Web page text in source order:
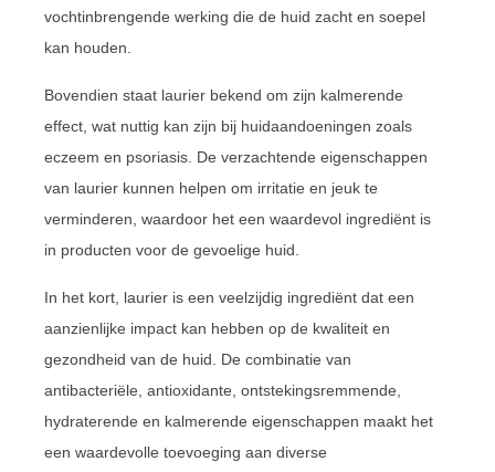
vochtinbrengende werking die de huid zacht en soepel
kan houden.
Bovendien staat laurier bekend om zijn kalmerende
effect, wat nuttig kan zijn bij huidaandoeningen zoals
eczeem en psoriasis. De verzachtende eigenschappen
van laurier kunnen helpen om irritatie en jeuk te
verminderen, waardoor het een waardevol ingrediënt is
in producten voor de gevoelige huid.
In het kort, laurier is een veelzijdig ingrediënt dat een
aanzienlijke impact kan hebben op de kwaliteit en
gezondheid van de huid. De combinatie van
antibacteriële, antioxidante, ontstekingsremmende,
hydraterende en kalmerende eigenschappen maakt het
een waardevolle toevoeging aan diverse